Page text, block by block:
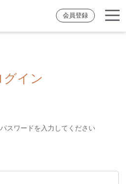
会員登録
グイン
スワードを入力してください